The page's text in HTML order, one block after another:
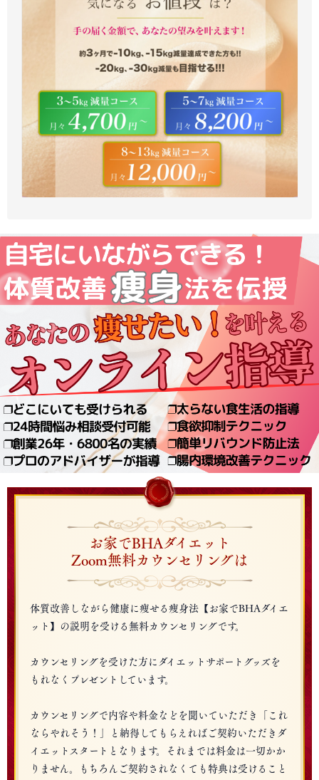
お家でBHAダイエット
Zoom無料カウンセリングは
体質改善しながら健康に痩せる痩身法【お家でBHAダイエ
ット】の説明を受ける無料カウンセリングです。
カウンセリングを受けた方にダイエットサポートグッズを
もれなくプレゼントしています。
カウンセリングで内容や料金などを聞いていただき「これ
ならやれそう！」と納得してもらえればご契約いただきダ
イエットスタートとなります。それまでは料金は一切かか
りません。もちろんご契約されなくても特典は受けること